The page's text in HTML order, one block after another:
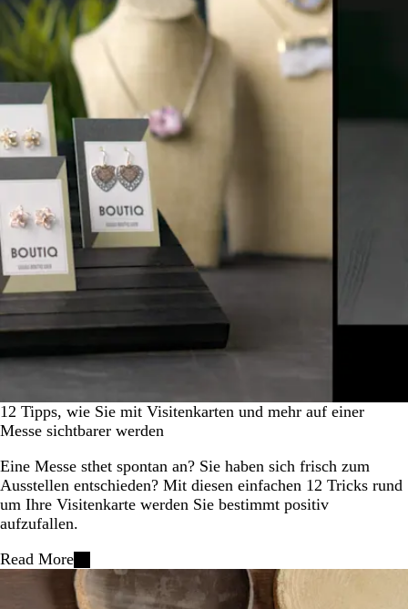
12 Tipps, wie Sie mit Visitenkarten und mehr auf einer
Messe sichtbarer werden
Eine Messe sthet spontan an? Sie haben sich frisch zum
Ausstellen entschieden? Mit diesen einfachen 12 Tricks rund
um Ihre Visitenkarte werden Sie bestimmt positiv
aufzufallen.
Read More